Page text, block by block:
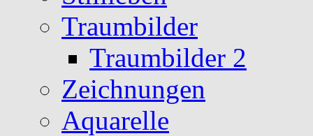
Traumbilder
Traumbilder 2
Zeichnungen
Aquarelle